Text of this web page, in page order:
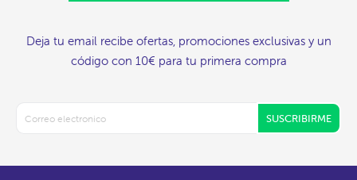
Deja tu email recibe ofertas, promociones exclusivas y un
código con 10€ para tu primera compra
SUSCRIBIRME